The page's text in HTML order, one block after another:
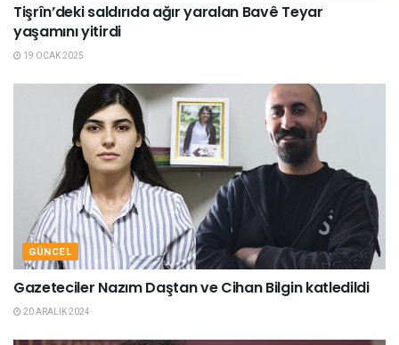
Tişrîn’deki saldırıda ağır yaralan Bavê Teyar
yaşamını yitirdi
19 OCAK 2025
GÜNCEL
Gazeteciler Nazım Daştan ve Cihan Bilgin katledildi
20 ARALIK 2024